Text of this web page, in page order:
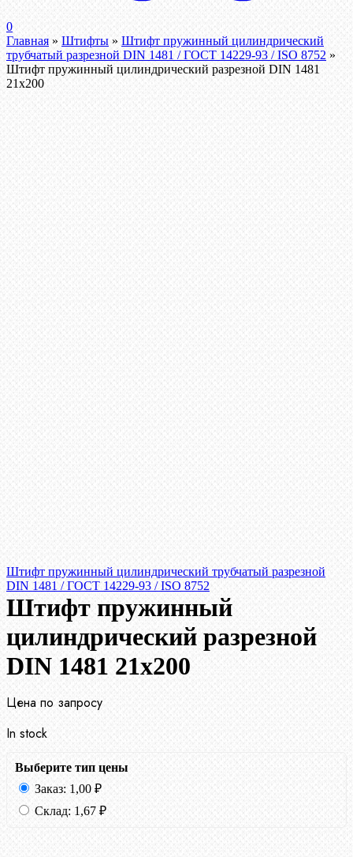
0
Главная » Штифты » Штифт пружинный цилиндрический
трубчатый разрезной DIN 1481 / ГОСТ 14229-93 / ISO 8752 »
Штифт пружинный цилиндрический разрезной DIN 1481
21х200
Штифт пружинный цилиндрический трубчатый разрезной
DIN 1481 / ГОСТ 14229-93 / ISO 8752
Штифт пружинный
цилиндрический разрезной
DIN 1481 21х200
Цена по запросу
In stock
Выберите тип цены
Заказ: 1,00 ₽
Склад: 1,67 ₽